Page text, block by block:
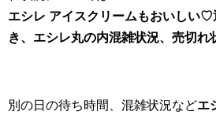
エシレ アイスクリームもおいしい
き、エシレ丸の内混雑状況、売切
別の日の待ち時間、混雑状況などエ